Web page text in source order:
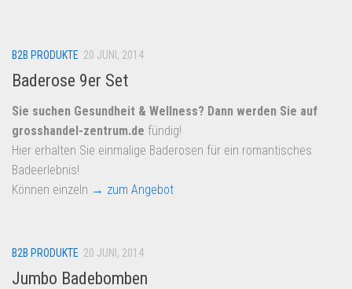
B2B PRODUKTE 20 JUNI, 2014
Baderose 9er Set
Sie suchen Gesundheit & Wellness? Dann werden Sie auf
grosshandel-zentrum.de fündig!
Hier erhalten Sie einmalige Baderosen für ein romantisches
Badeerlebnis!
Können einzeln → zum Angebot
B2B PRODUKTE 20 JUNI, 2014
Jumbo Badebomben